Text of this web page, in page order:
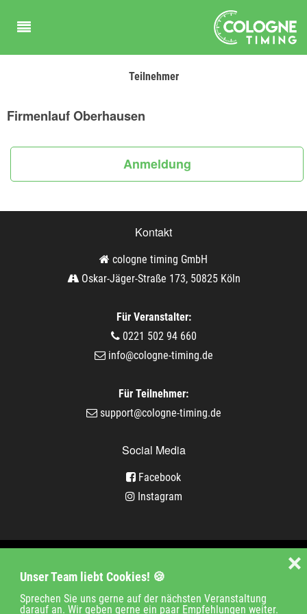
Unser Team liebt Cookies! 🍪
Sprechen Sie uns gerne auf der nächsten Veranstaltung
darauf an. Wir geben gerne ein paar Empfehlungen weiter.
❌
Teilnehmer
Firmenlauf Oberhausen
Anmeldung
Kontakt
cologne timing GmbH
Oskar-Jäger-Straße 173, 50825 Köln
Für Veranstalter:
0221 502 94 660
info@cologne-timing.de
Für Teilnehmer:
support@cologne-timing.de
Social Media
Facebook
Instagram
Unternehmen
Jobs Kontakt